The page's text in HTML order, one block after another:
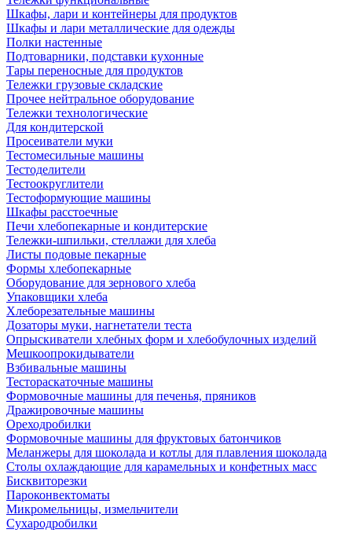
Шкафы, лари и контейнеры для продуктов
Шкафы и лари металлические для одежды
Полки настенные
Подтоварники, подставки кухонные
Тары переносные для продуктов
Тележки грузовые складские
Прочее нейтральное оборудование
Тележки технологические
Для кондитерской
Просеиватели муки
Тестомесильные машины
Тестоделители
Тестоокруглители
Тестоформующие машины
Шкафы расстоечные
Печи хлебопекарные и кондитерские
Тележки-шпильки, стеллажи для хлеба
Листы подовые пекарные
Формы хлебопекарные
Оборудование для зернового хлеба
Упаковщики хлеба
Хлеборезательные машины
Дозаторы муки, нагнетатели теста
Опрыскиватели хлебных форм и хлебобулочных изделий
Мешкоопрокидыватели
Взбивальные машины
Тестораскаточные машины
Формовочные машины для печенья, пряников
Дражировочные машины
Ореходробилки
Формовочные машины для фруктовых батончиков
Меланжеры для шоколада и котлы для плавления шоколада
Столы охлаждающие для карамельных и конфетных масс
Бисквиторезки
Пароконвектоматы
Микромельницы, измельчители
Сухародробилки